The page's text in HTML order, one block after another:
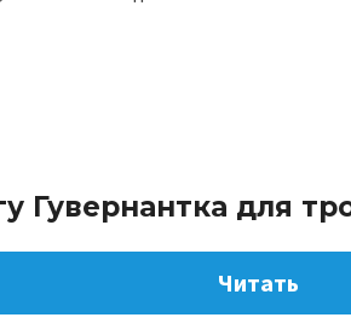
Гувернантка для
Читать